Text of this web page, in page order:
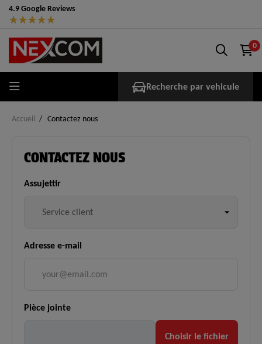
4.9 Google Reviews
★★★★★
0
Recherche par vehicule
Accueil Contactez nous
CONTACTEZ NOUS
Assujettir
Adresse e-mail
Pièce jointe
Choisir le fichier